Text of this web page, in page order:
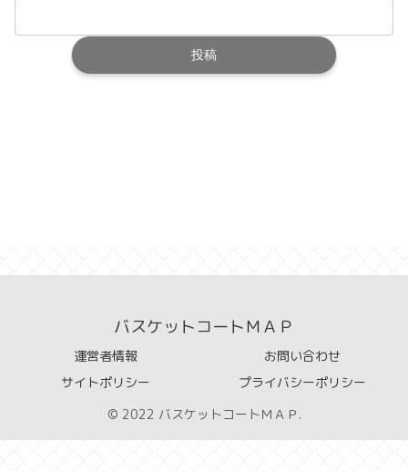
バスケットコートＭＡＰ
運営者情報
お問い合わせ
サイトポリシー
プライバシーポリシー
© 2022 バスケットコートＭＡＰ.